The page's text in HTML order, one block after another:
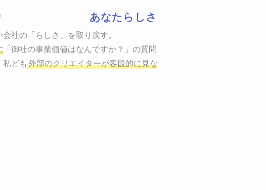
るために、適切な方法を企画しご提案いたします。
くなる状態をつくるために、適した場所へ適切なターゲットに向け
果検証までの一連のプロセスを考え実行・検証・修正
あなたらしさ
会社の「らしさ」を取り戻す。
「御社の事業価値はなんですか？」の質問に答えることはできるでしょ
私ども 外部のクリエイターが客観的に見ながら最終的な絵を描き、商